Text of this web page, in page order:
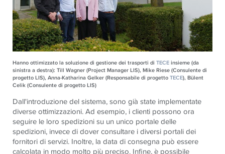
Hanno ottimizzato la soluzione di gestione dei trasporti di TECEinsieme (da
sinistra a destra): Till Wagner (Project Manager LIS), Mike Riese (Consulente di
progetto LIS), Anna-Katharina Gelker (Responsabile di progettoTECE), Bülent
Celik (Consulente di progetto LIS)
Dall'introduzione del sistema, sono già state implementate
diverse ottimizzazioni. Ad esempio, i clienti possono ora
seguire le loro spedizioni su un unico portale delle
spedizioni, invece di dover consultare i diversi portali dei
fornitori di servizi. Inoltre, la data di consegna può essere
calcolata in modo molto più preciso. Infine, è possibile